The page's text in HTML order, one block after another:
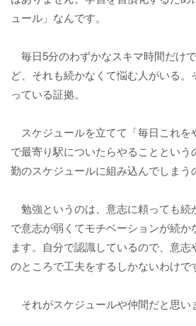
ュール」なんです。
毎日5分のわずかなスキマ時間だけ
ど、それも続かなくて悩む人がいる
っている証拠。
スケジュールを立てて「毎日これを
で最寄り駅についたらやることという
勤のスケジュールに組み込んでしまう
勉強というのは、意志に頼っても続
で意志が弱くてモチベーションが続か
ます。自分で認識しているので、意
のところで工夫をするしかないわけで
それがスケジュールや仲間だと思い